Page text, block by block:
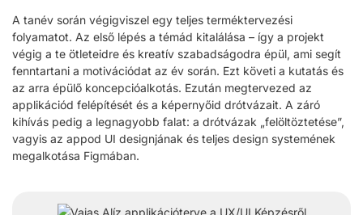
A tanév során végigviszel egy teljes terméktervezési
folyamatot. Az első lépés a témád kitalálása – így a projekt
végig a te ötleteidre és kreatív szabadságodra épül, ami segít
fenntartani a motivációdat az év során. Ezt követi a kutatás és
az arra épülő koncepcióalkotás. Ezután megtervezed az
applikációd felépítését és a képernyőid drótvázait. A záró
kihívás pedig a legnagyobb falat: a drótvázak „felöltöztetése”,
vagyis az appod UI designjának és teljes design systemének
megalkotása Figmában.